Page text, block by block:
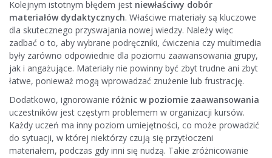
Kolejnym istotnym błędem jest niewłaściwy dobór
materiałów dydaktycznych. Właściwe materiały są kluczowe
dla skutecznego przyswajania nowej wiedzy. Należy więc
zadbać o to, aby wybrane podręczniki, ćwiczenia czy multimedia
były zarówno odpowiednie dla poziomu zaawansowania grupy,
jak i angażujące. Materiały nie powinny być zbyt trudne ani zbyt
łatwe, ponieważ mogą wprowadzać znużenie lub frustrację.
Dodatkowo, ignorowanie różnic w poziomie zaawansowania
uczestników jest częstym problemem w organizacji kursów.
Każdy uczeń ma inny poziom umiejętności, co może prowadzić
do sytuacji, w której niektórzy czują się przytłoczeni
materiałem, podczas gdy inni się nudzą. Takie zróżnicowanie